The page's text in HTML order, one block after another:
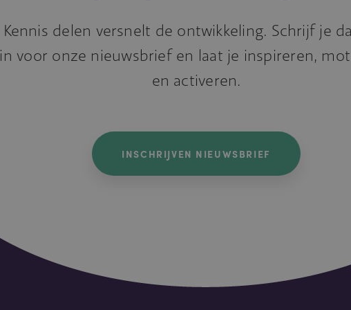
Kennis delen versnelt de ontwikkeling. Schrijf je
in voor onze nieuwsbrief en laat je inspireren,
en activeren.
INSCHRIJVEN NIEUWSBRIEF